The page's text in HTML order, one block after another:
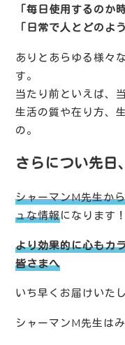
「毎日使用するのか
「日常で人とどのよ
ありとあらゆる様々
す。
当たり前といえば、
生活の質や在り方、
の。
さらについ先日、
シャーマンM先生か
ュな情報になります！
より効果的に心もカ
皆さまへ
いち早くお届けいたし
シャーマンM先生は